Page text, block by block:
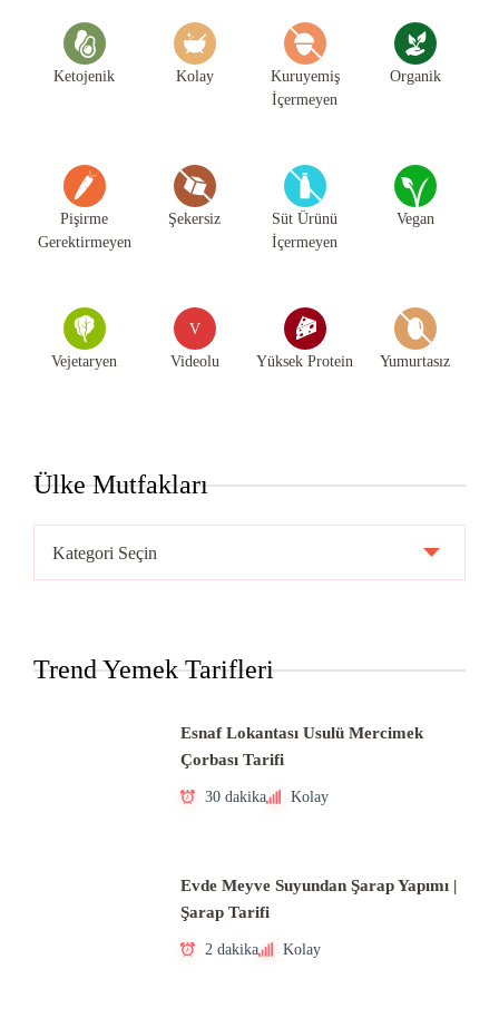
Ketojenik Kolay
Kuruyemiş
İçermeyen
Organik
Pişirme
Gerektirmeyen
Şekersiz
Süt Ürünü
İçermeyen
Vegan
Vejetaryen
V
Videolu Yüksek Protein Yumurtasız
Ülke Mutfakları
Mutfakları
Trend Yemek Tarifleri
Esnaf Lokantası Usulü Mercimek
Çorbası Tarifi
30 dakika Kolay
Evde Meyve Suyundan Şarap Yapımı |
Şarap Tarifi
2 dakika Kolay